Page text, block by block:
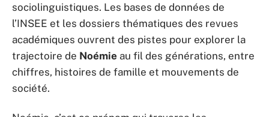
sociolinguistiques. Les bases de données de
l’INSEE et les dossiers thématiques des revues
académiques ouvrent des pistes pour explorer la
trajectoire de Noémie au fil des générations, entre
chiffres, histoires de famille et mouvements de
société.